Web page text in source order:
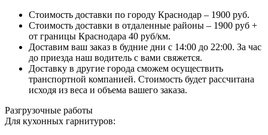
Стоимость доставки по городу Краснодар – 1900 руб.
Стоимость доставки в отдаленные районы – 1900 руб +
от границы Краснодара 40 руб/км.
Доставим ваш заказ в будние дни с 14:00 до 22:00. За час
до приезда наш водитель с вами свяжется.
Доставку в другие города сможем осуществить
транспортной компанией. Стоимость будет рассчитана
исходя из веса и объема вашего заказа.
Разгрузочные работы
Для кухонных гарнитуров: